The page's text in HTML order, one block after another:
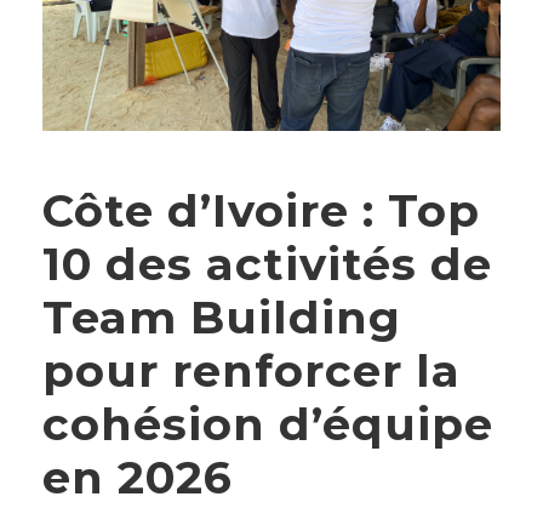
Côte d’Ivoire : Top
10 des activités de
Team Building
pour renforcer la
cohésion d’équipe
en 2026